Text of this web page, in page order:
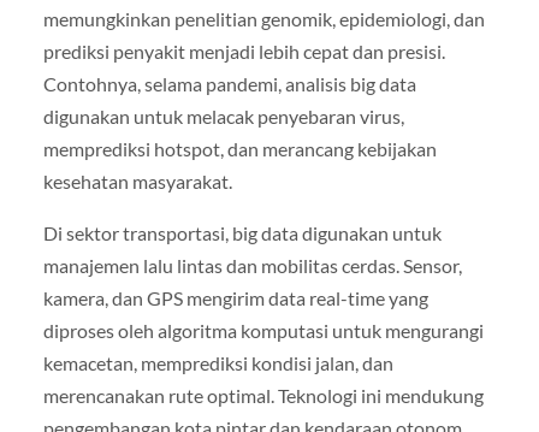
memungkinkan penelitian genomik, epidemiologi, dan
prediksi penyakit menjadi lebih cepat dan presisi.
Contohnya, selama pandemi, analisis big data
digunakan untuk melacak penyebaran virus,
memprediksi hotspot, dan merancang kebijakan
kesehatan masyarakat.
Di sektor transportasi, big data digunakan untuk
manajemen lalu lintas dan mobilitas cerdas. Sensor,
kamera, dan GPS mengirim data real-time yang
diproses oleh algoritma komputasi untuk mengurangi
kemacetan, memprediksi kondisi jalan, dan
merencanakan rute optimal. Teknologi ini mendukung